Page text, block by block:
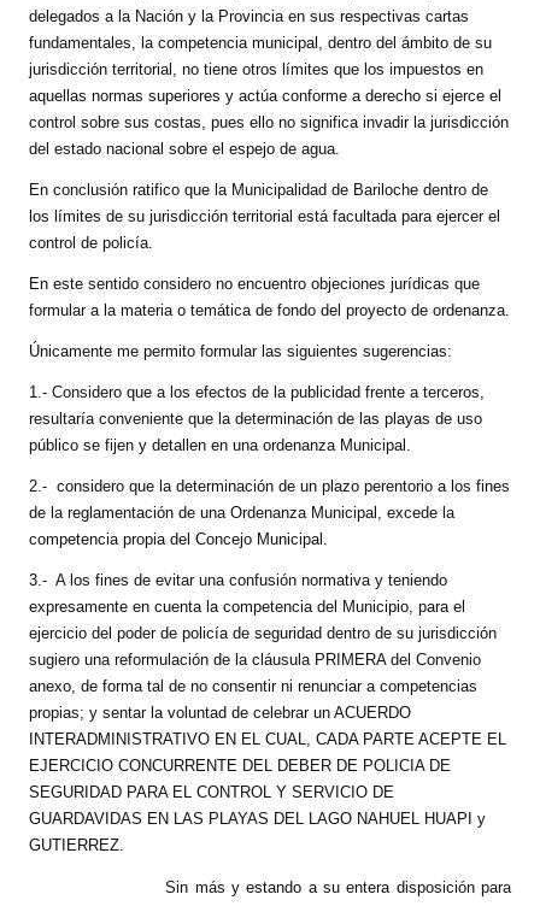
delegados a la Nación y la Provincia en sus respectivas cartas
fundamentales, la competencia municipal, dentro del ámbito de su
jurisdicción territorial, no tiene otros límites que los impuestos en
aquellas normas superiores y actúa conforme a derecho si ejerce el
control sobre sus costas, pues ello no significa invadir la jurisdicción
del estado nacional sobre el espejo de agua.
En conclusión ratifico que la Municipalidad de Bariloche dentro de
los límites de su jurisdicción territorial está facultada para ejercer el
control de policía.
En este sentido considero no encuentro objeciones jurídicas que
formular a la materia o temática de fondo del proyecto de ordenanza.
Únicamente me permito formular las siguientes sugerencias:
1.- Considero que a los efectos de la publicidad frente a terceros,
resultaría conveniente que la determinación de las playas de uso
público se fijen y detallen en una ordenanza Municipal.
2.- considero que la determinación de un plazo perentorio a los fines
de la reglamentación de una Ordenanza Municipal, excede la
competencia propia del Concejo Municipal.
3.- A los fines de evitar una confusión normativa y teniendo
expresamente en cuenta la competencia del Municipio, para el
ejercicio del poder de policía de seguridad dentro de su jurisdicción
sugiero una reformulación de la cláusula PRIMERA del Convenio
anexo, de forma tal de no consentir ni renunciar a competencias
propias; y sentar la voluntad de celebrar un ACUERDO
INTERADMINISTRATIVO EN EL CUAL, CADA PARTE ACEPTE EL
EJERCICIO CONCURRENTE DEL DEBER DE POLICIA DE
SEGURIDAD PARA EL CONTROL Y SERVICIO DE
GUARDAVIDAS EN LAS PLAYAS DEL LAGO NAHUEL HUAPI y
GUTIERREZ.
Sin más y estando a su entera disposición para